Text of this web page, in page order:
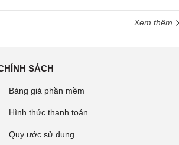
Xem thêm
SÁCH
Bảng giá phần mềm
Hình thức thanh toán
Quy ước sử dụng